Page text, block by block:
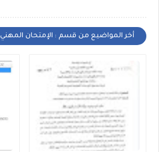
أخر المواضيع من قسم : الإمتحان المهني